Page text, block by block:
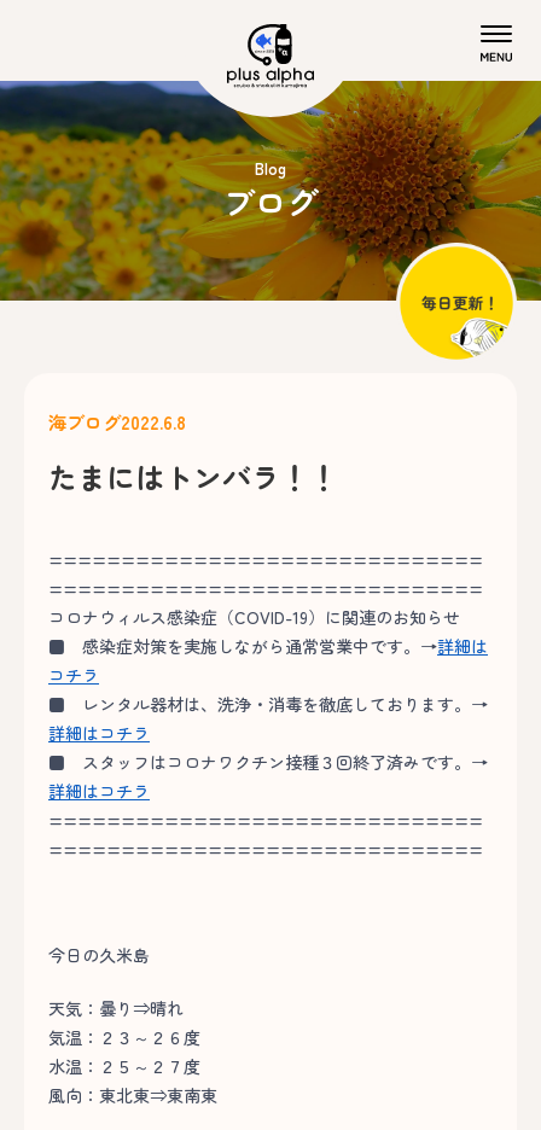
Blog
ブログ
海ブログ2022.6.8
たまにはトンバラ！！
==============================
==============================
コロナウィルス感染症（COVID-19）に関連のお知らせ
■ 感染症対策を実施しながら通常営業中です。→詳細は
コチラ
■ レンタル器材は、洗浄・消毒を徹底しております。→
詳細はコチラ
■ スタッフはコロナワクチン接種３回終了済みです。→
詳細はコチラ
==============================
==============================
今日の久米島
天気：曇り⇒晴れ
気温：２３～２６度
水温：２５～２７度
風向：東北東⇒東南東